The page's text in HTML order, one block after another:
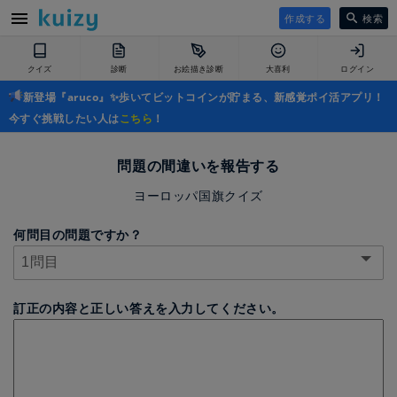
作成する 検索
クイズ 診断 お絵描き診断 大喜利 ログイン
新登場『aruco』✨歩いてビットコインが貯まる、新感覚ポイ活アプリ！
今すぐ挑戦したい人はこちら ！
問題の間違いを報告する
ヨーロッパ国旗クイズ
何問目の問題ですか？
訂正の内容と正しい答えを入力してください。